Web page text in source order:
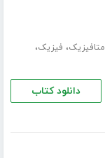
متافیزیک، فیزیک،
دانلود کتاب